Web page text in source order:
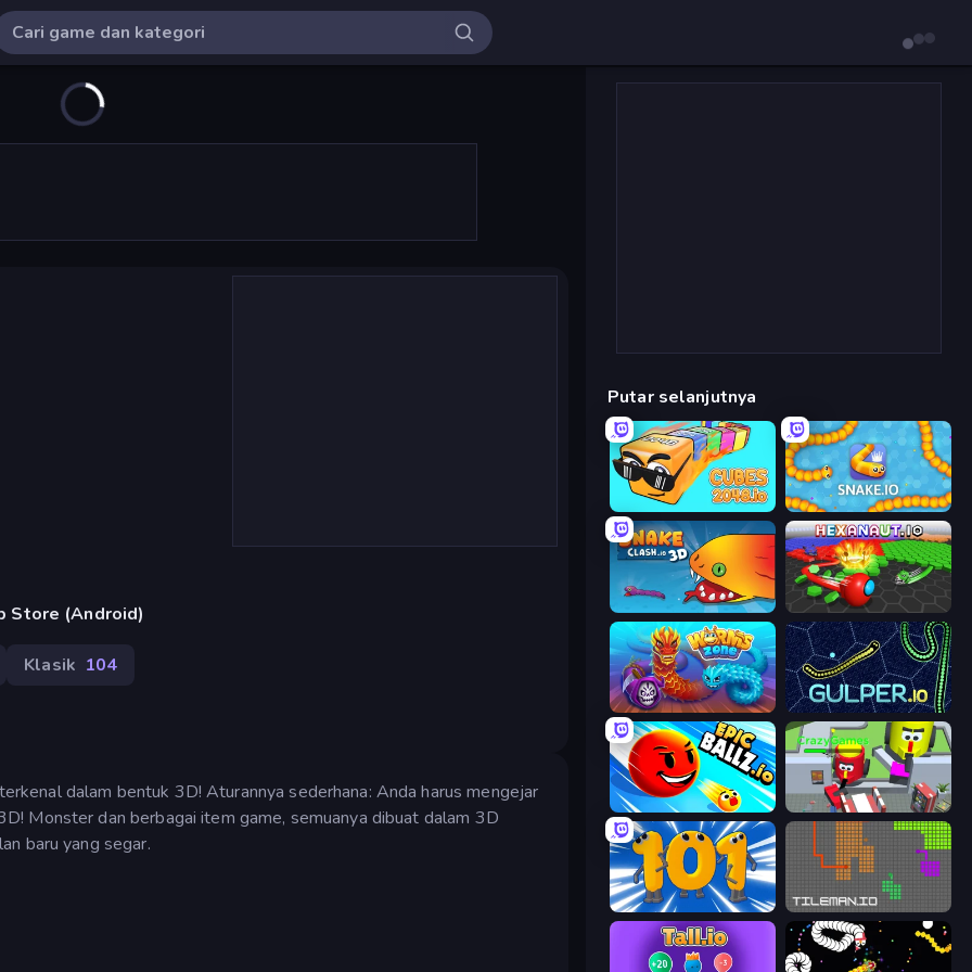
Store (Android)
Klasik 104
dalam bentuk 3D! Aturannya sederhana: Anda harus mengejar
Monster dan berbagai item game, semuanya dibuat dalam 3D
baru yang segar.
Putar selanjutnya
Cubes 2048.io Snake.io
Snake Clash.io Hexanaut.io
Worms.Zone Gulper.io
EpicBallz.io CleanUp.IO
Numbers Arena TileMan.io